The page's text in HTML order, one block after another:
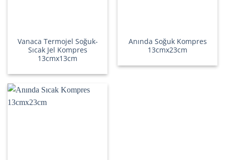
Vanaca Termojel Soğuk-
Sıcak Jel Kompres
13cmx13cm
Anında Soğuk Kompres
13cmx23cm